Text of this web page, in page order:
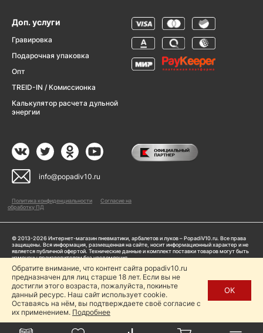
Доп. услуги
Гравировка
Подарочная упаковка
Опт
TREID-IN / Комиссионка
Калькулятор расчета дульной
энергии
info@popadiv10.ru
Политика конфиденциальности
Согласие на
обработку ПД
© 2013-2026 Интернет-магазин пневматики, арбалетов и луков – PopadiV10.ru. Все права
защищены. Вся информация, размещенная на сайте, носит информационный характер и не
является публичной офертой. Технические данные и комплект поставки товаров могут быть
изменены производителем без уведомления
Пользуясь сайтом Popadiv10.ru, пользователь автоматически соглашается с условиями,
прописанными в
Политике конфиденциальности
Копирование любой информации (тексты, фото, видео и др.) с сайта Popadiv10 запрещено,
за исключением наличия письменного согласия администрации сайта Popadiv10.
Обратите внимание, что контент сайта popadiv10.ru
предназначен для лиц старше 18 лет. Если вы не
достигли этого возраста, пожалуйста, покиньте
данный ресурс. Наш сайт использует cookie.
Оставаясь на нём, вы подтверждаете своё согласие с
их применением. Подробнее
ОК